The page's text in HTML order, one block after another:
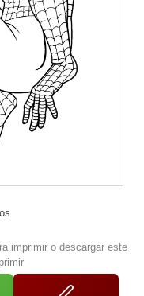
imprimir o descargar este